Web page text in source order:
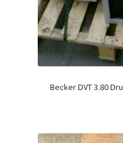
Becker DVT 3.80